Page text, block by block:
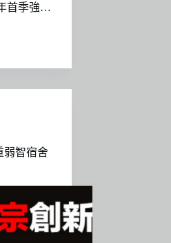
首季強…
弱智宿舍